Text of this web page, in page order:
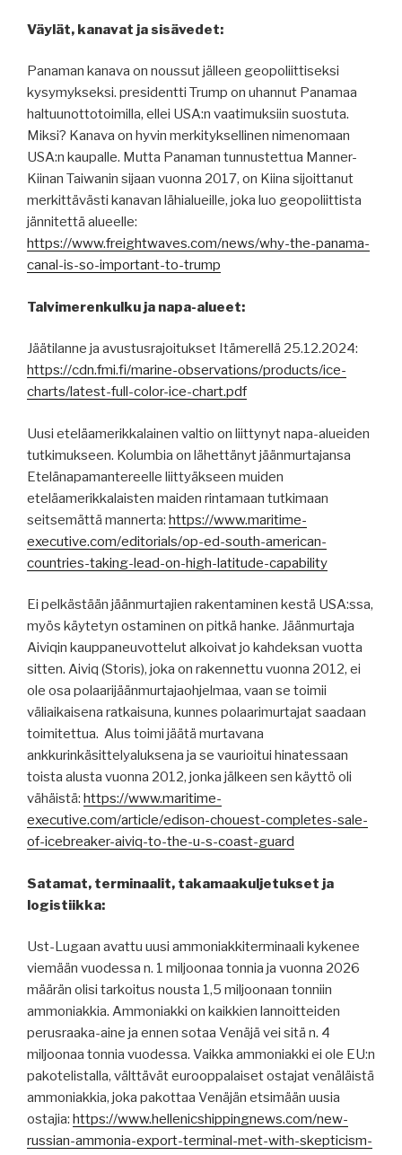
Väylät, kanavat ja sisävedet:
Panaman kanava on noussut jälleen geopoliittiseksi
kysymykseksi. presidentti Trump on uhannut Panamaa
haltuunottotoimilla, ellei USA:n vaatimuksiin suostuta.
Miksi? Kanava on hyvin merkityksellinen nimenomaan
USA:n kaupalle. Mutta Panaman tunnustettua Manner-
Kiinan Taiwanin sijaan vuonna 2017, on Kiina sijoittanut
merkittävästi kanavan lähialueille, joka luo geopoliittista
jännitettä alueelle:
https://www.freightwaves.com/news/why-the-panama-
canal-is-so-important-to-trump
Talvimerenkulku ja napa-alueet:
Jäätilanne ja avustusrajoitukset Itämerellä 25.12.2024:
https://cdn.fmi.fi/marine-observations/products/ice-
charts/latest-full-color-ice-chart.pdf
Uusi eteläamerikkalainen valtio on liittynyt napa-alueiden
tutkimukseen. Kolumbia on lähettänyt jäänmurtajansa
Etelänapamantereelle liittyäkseen muiden
eteläamerikkalaisten maiden rintamaan tutkimaan
seitsemättä mannerta: https://www.maritime-
executive.com/editorials/op-ed-south-american-
countries-taking-lead-on-high-latitude-capability
Ei pelkästään jäänmurtajien rakentaminen kestä USA:ssa,
myös käytetyn ostaminen on pitkä hanke. Jäänmurtaja
Aiviqin kauppaneuvottelut alkoivat jo kahdeksan vuotta
sitten. Aiviq (Storis), joka on rakennettu vuonna 2012, ei
ole osa polaarijäänmurtajaohjelmaa, vaan se toimii
väliaikaisena ratkaisuna, kunnes polaarimurtajat saadaan
toimitettua. Alus toimi jäätä murtavana
ankkurinkäsittelyaluksena ja se vaurioitui hinatessaan
toista alusta vuonna 2012, jonka jälkeen sen käyttö oli
vähäistä: https://www.maritime-
executive.com/article/edison-chouest-completes-sale-
of-icebreaker-aiviq-to-the-u-s-coast-guard
Satamat, terminaalit, takamaakuljetukset ja
logistiikka:
Ust-Lugaan avattu uusi ammoniakkiterminaali kykenee
viemään vuodessa n. 1 miljoonaa tonnia ja vuonna 2026
määrän olisi tarkoitus nousta 1,5 miljoonaan tonniin
ammoniakkia. Ammoniakki on kaikkien lannoitteiden
perusraaka-aine ja ennen sotaa Venäjä vei sitä n. 4
miljoonaa tonnia vuodessa. Vaikka ammoniakki ei ole EU:n
pakotelistalla, välttävät eurooppalaiset ostajat venäläistä
ammoniakkia, joka pakottaa Venäjän etsimään uusia
ostajia: https://www.hellenicshippingnews.com/new-
russian-ammonia-export-terminal-met-with-skepticism-